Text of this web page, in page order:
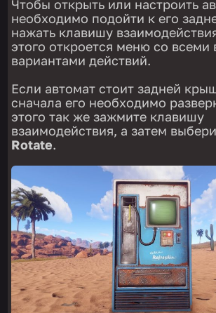
Чтобы открыть или настроить
необходимо подойти к его
нажать клавишу
этого откроется меню со
вариантами действий.
Если автомат стоит задней
сначала его необходимо
этого так же зажмите клавишу
взаимодействия, а затем
Rotate.